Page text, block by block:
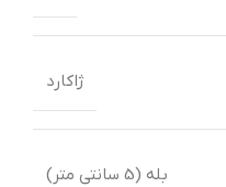
ژاکارد
بله (5 سانتی متر)